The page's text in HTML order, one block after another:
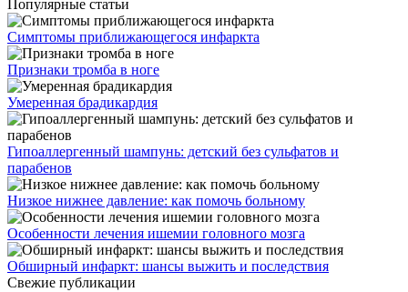
Популярные статьи
Симптомы приближающегося инфаркта
Признаки тромба в ноге
Умеренная брадикардия
Гипоаллергенный шампунь: детский без сульфатов и
парабенов
Низкое нижнее давление: как помочь больному
Особенности лечения ишемии головного мозга
Обширный инфаркт: шансы выжить и последствия
Свежие публикации